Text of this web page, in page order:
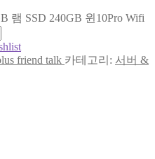
램 SSD 240GB 윈10Pro Wifi
카테고리: 서버 &